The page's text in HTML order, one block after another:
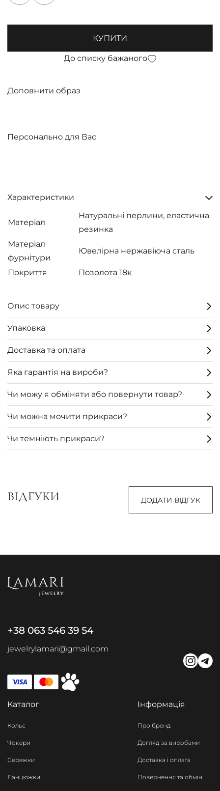
КУПИТИ
До списку бажаного
Доповнити образ
Персонально для Вас
Характеристики
Матеріал
Натуральні перлини, еластична
резинка
Матеріал
фурнітури
Ювелірна нержавіюча сталь
Покриття Позолота 18к
Опис товару
Упаковка
Доставка та оплата
Яка гарантія на вироби?
Чи можу я обміняти або повернути товар?
Чи можна мочити прикраси?
Чи темніють прикраси?
ВІДГУКИ ДОДАТИ ВІДГУК
+38 063 546 39 54
jewelrylamari@gmail.com
Каталог
Кольє
Чокери
Сережки
Ланцюжки
Інформація
Про бренд
Догляд за виробами
Доставка і оплата
Повернення та обмін